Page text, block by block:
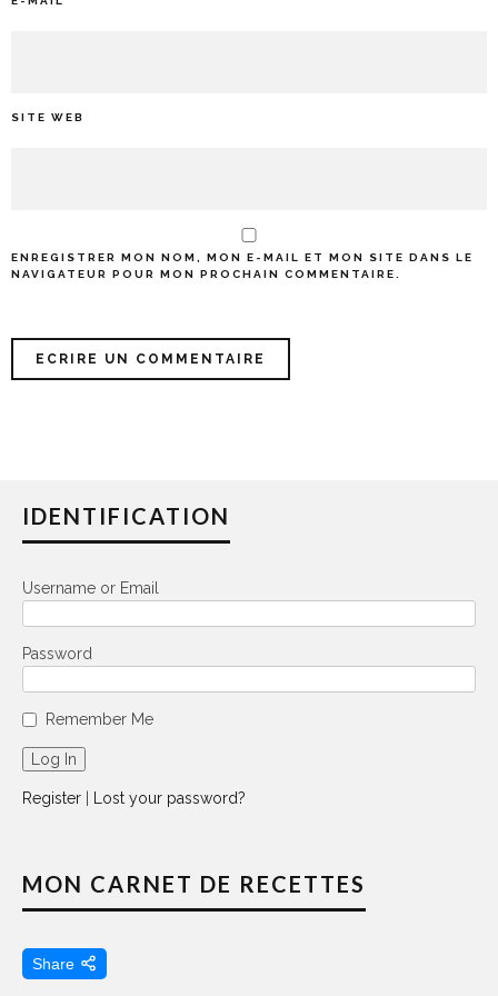
SITE WEB
ENREGISTRER MON NOM, MON E-MAIL ET MON SITE DANS LE
NAVIGATEUR POUR MON PROCHAIN COMMENTAIRE.
IDENTIFICATION
Username or Email
Password
Remember Me
Register Lost your password?
MON CARNET DE RECETTES
Share